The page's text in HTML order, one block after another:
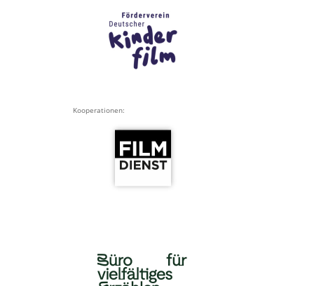
Kooperationen: